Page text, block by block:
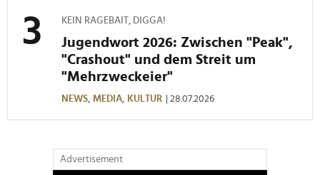
KEIN RAGEBAIT, DIGGA!
Jugendwort 2026: Zwischen "Peak",
"Crashout" und dem Streit um
"Mehrzweckeier"
NEWS, MEDIA, KULTUR | 28.07.2026
Advertisement